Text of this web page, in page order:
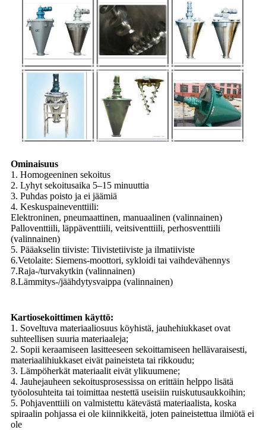
Ominaisuus
1. Homogeeninen sekoitus
2. Lyhyt sekoitusaika 5–15 minuuttia
3. Puhdas poisto ja ei jäämiä
4. Keskuspaineventtiili:
Elektroninen, pneumaattinen, manuaalinen (valinnainen)
Palloventtiili, läppäventtiili, veitsiventtiili, perhosventtiili
(valinnainen)
5. Pääakselin tiiviste: Tiivistetiiviste ja ilmatiiviste
6.Vetolaite: Siemens-moottori, sykloidi tai vaihdevähennys
7.Raja-/turvakytkin (valinnainen)
8.Lämmitys-/jäähdytysvaippa (valinnainen)
Kartiosekoittimen käyttö:
1. Soveltuva materiaaliosuus köyhistä, jauhehiukkaset ovat
suhteellisen suuria materiaaleja;
2. Sopii keraamiseen lasitteeseen sekoittamiseen hellävaraisesti,
materiaalihiukkaset eivät paineisteta tai rikkoudu;
3. Lämpöherkät materiaalit eivät ylikuumene;
4. Jauhejauheen sekoitusprosessissa on erittäin helppo lisätä
työolosuhteita tai toimittaa nestettä useisiin ruiskutusaukkoihin;
5. Pohjaventtiili on valmistettu kätevästä materiaalista, koska
spiraalin pohjassa ei ole kiinnikkeitä, joten paineistettua ilmiötä ei
ole